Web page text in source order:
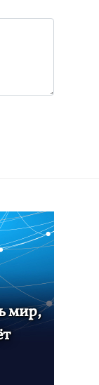
мир,